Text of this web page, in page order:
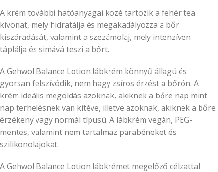
A krém további hatóanyagai közé tartozik a fehér tea
kivonat, mely hidratálja és megakadályozza a bőr
kiszáradását, valamint a szezámolaj, mely intenzíven
táplálja és simává teszi a bőrt.
A Gehwol Balance Lotion lábkrém könnyű állagú és
gyorsan felszívódik, nem hagy zsíros érzést a bőrön. A
krém ideális megoldás azoknak, akiknek a bőre nap mint
nap terhelésnek van kitéve, illetve azoknak, akiknek a bőre
érzékeny vagy normál típusú. A lábkrém vegán, PEG-
mentes, valamint nem tartalmaz parabéneket és
szilikonolajokat.
A Gehwol Balance Lotion lábkrémet megelőző célzattal